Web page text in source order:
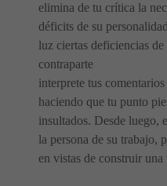
elimina de tu crítica la
déficits de su
luz ciertas deficiencias
contraparte
interprete tus
haciendo que tu punto
insultados. Desde luego,
la persona de su trabajo,
en vistas de construir